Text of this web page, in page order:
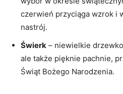
czerwień przyciąga wzrok i
nastrój.
Świerk – niewielkie
ale także pięknie pachnie,
Świąt Bożego Narodzenia.